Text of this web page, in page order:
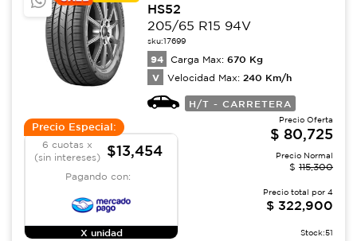
HS52
205/65 R15 94V
sku:17699
94 Carga Max: 670 Kg
V Velocidad Max: 240 Km/h
H/T - CARRETERA
Precio Especial:
6 cuotas x
(sin intereses)
$13,454
Pagando con:
X unidad
Precio Oferta
$ 80,725
Precio Normal
$ 115,300
Precio total por 4
$ 322,900
Stock:51